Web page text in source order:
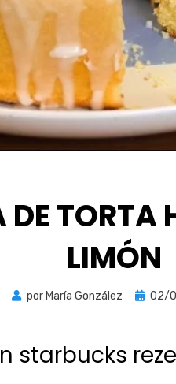
DE TORTA
LIMÓN
por María González 02/
starbucks